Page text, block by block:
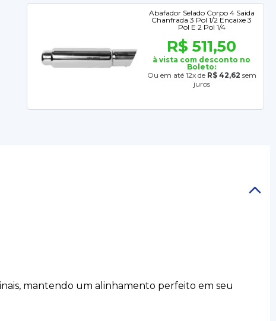
Abafador Selado Corpo 4 Saida
Chanfrada 3 Pol 1/2 Encaixe 3
Pol E 2 Pol 1/4
R$ 511,50
à vista com desconto no
Boleto:
Ou em até 12x de R$ 42,62 sem
juros
mantendo um alinhamento perfeito em seu